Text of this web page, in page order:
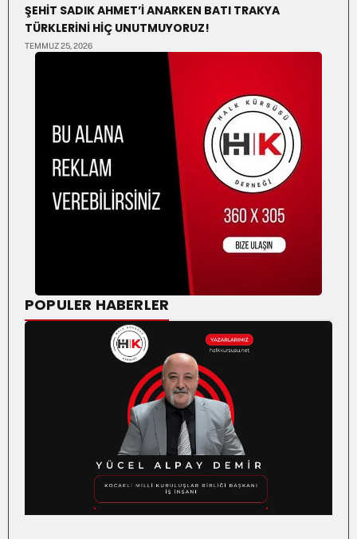
ŞEHİT SADIK AHMET’İ ANARKEN BATI TRAKYA
TÜRKLERİNİ HİÇ UNUTMUYORUZ!
TEMMUZ 25, 2026
POPULER HABERLER